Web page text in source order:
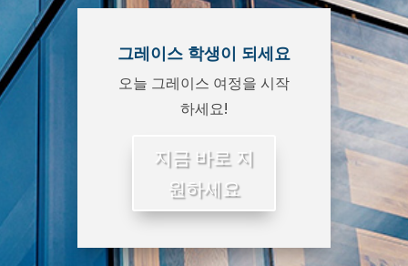
그레이스 학생이 되세요
오늘 그레이스 여정을 시작
하세요!
지금 바로 지
원하세요